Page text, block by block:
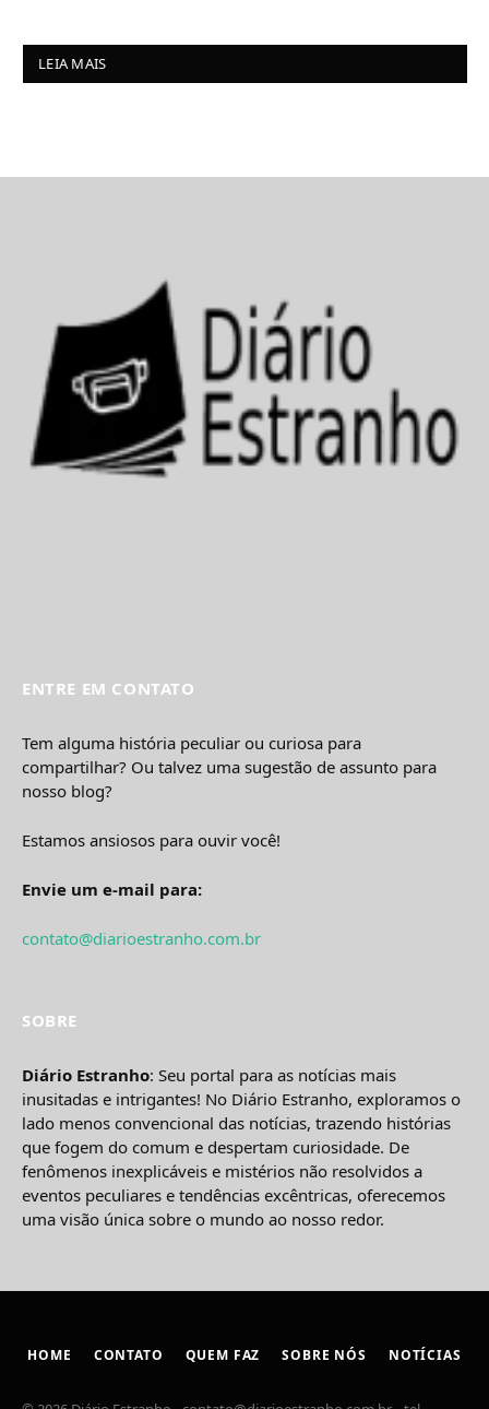
LEIA MAIS
ENTRE EM CONTATO
Tem alguma história peculiar ou curiosa para
compartilhar? Ou talvez uma sugestão de assunto para
nosso blog?
Estamos ansiosos para ouvir você!
Envie um e-mail para:
contato@diarioestranho.com.br
SOBRE
Diário Estranho: Seu portal para as notícias mais
inusitadas e intrigantes! No Diário Estranho, exploramos o
lado menos convencional das notícias, trazendo histórias
que fogem do comum e despertam curiosidade. De
fenômenos inexplicáveis e mistérios não resolvidos a
eventos peculiares e tendências excêntricas, oferecemos
uma visão única sobre o mundo ao nosso redor.
HOME CONTATO QUEM FAZ SOBRE NÓS NOTÍCIAS